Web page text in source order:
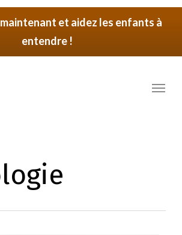
et aidez les enfants à
entendre !
Menu